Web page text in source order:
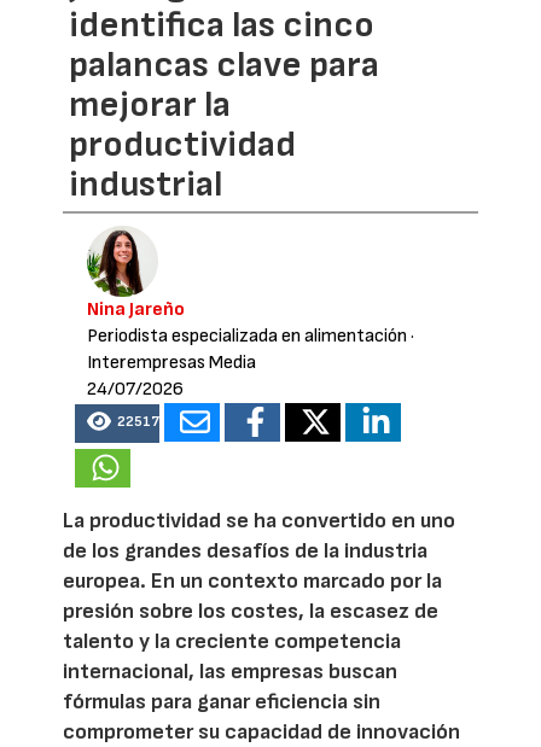
identifica las cinco
palancas clave para
mejorar la
productividad
industrial
Nina Jareño
Periodista especializada en alimentación ·
Interempresas Media
24/07/2026
22517
La productividad se ha convertido en uno
de los grandes desafíos de la industria
europea. En un contexto marcado por la
presión sobre los costes, la escasez de
talento y la creciente competencia
internacional, las empresas buscan
fórmulas para ganar eficiencia sin
comprometer su capacidad de innovación